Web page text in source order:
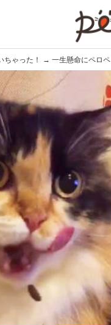
ちゃった！ → 一生懸命にペロ